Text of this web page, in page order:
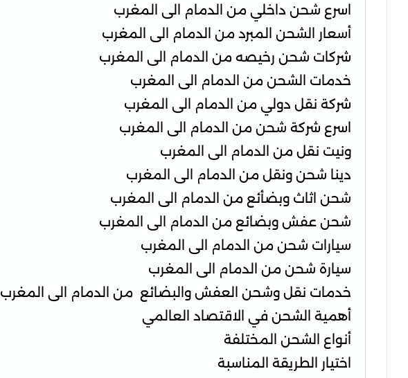
اسرع شحن داخلي من الدمام الى المغرب
أسعار الشحن المبرد من الدمام الى المغرب
شركات شحن رخيصه من الدمام الى المغرب
خدمات الشحن من الدمام الى المغرب
شركة نقل دولي من الدمام الى المغرب
اسرع شركة شحن من الدمام الى المغرب
ونيت نقل من الدمام الى المغرب
دينا شحن ونقل من الدمام الى المغرب
شحن اثاث وبضأئع من الدمام الى المغرب
شحن عفش وبضائع من الدمام الى المغرب
سيارات شحن من الدمام الى المغرب
سيارة شحن من الدمام الى المغرب
خدمات نقل وشحن العفش والبضائع من الدمام الى المغرب
أهمية الشحن في الاقتصاد العالمي
أنواع الشحن المختلفة
اختيار الطريقة المناسبة